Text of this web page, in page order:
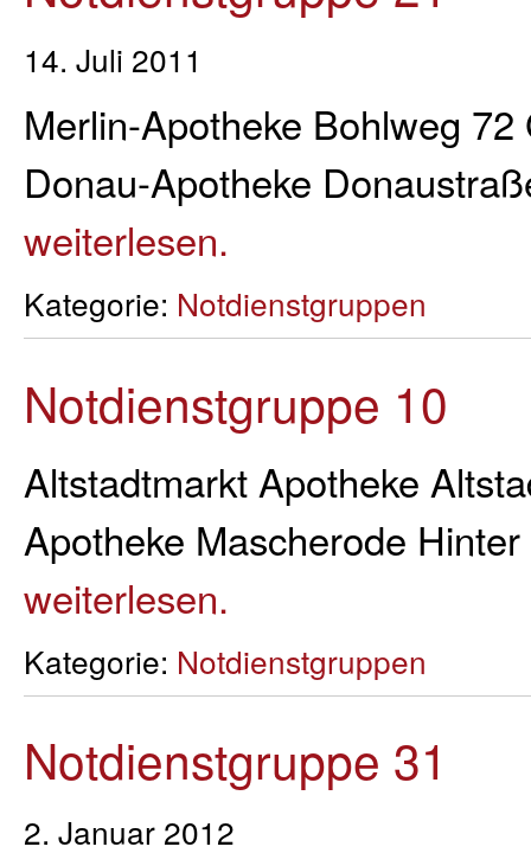
14. Juli 2011
Merlin-Apotheke Bohlweg
Donau-Apotheke
weiterlesen.
Kategorie: Notdienstgruppen
Notdienstgruppe 10
Altstadtmarkt Apotheke
Apotheke Mascherode
weiterlesen.
Kategorie: Notdienstgruppen
Notdienstgruppe 31
2. Januar 2012